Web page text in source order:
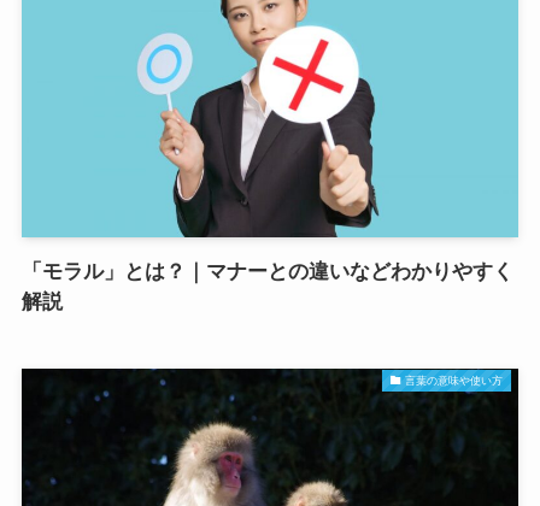
「モラル」とは？｜マナーとの違いなどわかりやすく
解説
言葉の意味や使い方